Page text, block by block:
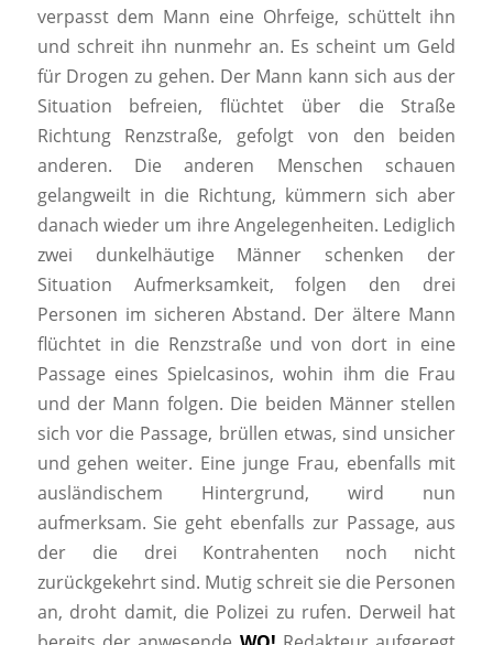
verpasst dem Mann eine Ohrfeige, schüttelt ihn
und schreit ihn nunmehr an. Es scheint um Geld
für Drogen zu gehen. Der Mann kann sich aus der
Situation befreien, flüchtet über die Straße
Richtung Renzstraße, gefolgt von den beiden
anderen. Die anderen Menschen schauen
gelangweilt in die Richtung, kümmern sich aber
danach wieder um ihre Angelegenheiten. Lediglich
zwei dunkelhäutige Männer schenken der
Situation Aufmerksamkeit, folgen den drei
Personen im sicheren Abstand. Der ältere Mann
flüchtet in die Renzstraße und von dort in eine
Passage eines Spielcasinos, wohin ihm die Frau
und der Mann folgen. Die beiden Männer stellen
sich vor die Passage, brüllen etwas, sind unsicher
und gehen weiter. Eine junge Frau, ebenfalls mit
ausländischem Hintergrund, wird nun
aufmerksam. Sie geht ebenfalls zur Passage, aus
der die drei Kontrahenten noch nicht
zurückgekehrt sind. Mutig schreit sie die Personen
an, droht damit, die Polizei zu rufen. Derweil hat